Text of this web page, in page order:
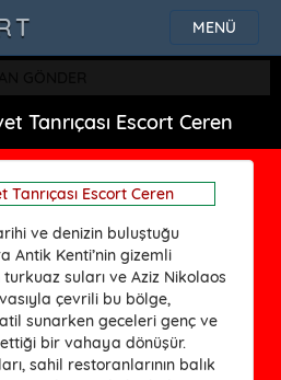
MENÜ
Tanrıçası Escort Ceren
ve denizin buluştuğu
Antik Kenti’nin gizemli
turkuaz suları ve Aziz Nikolaos
çevrili bu bölge,
sunarken geceleri genç ve
bir vahaya dönüşür.
sahil restoranlarının balık